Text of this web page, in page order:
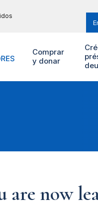
Comprar
y donar
are now